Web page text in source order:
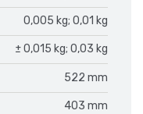
0,005 kg; 0,01 kg
± 0,015 kg; 0,03 kg
522 mm
403 mm